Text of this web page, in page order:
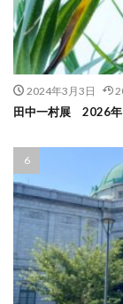
2024年3月3日
田中一村展 2026